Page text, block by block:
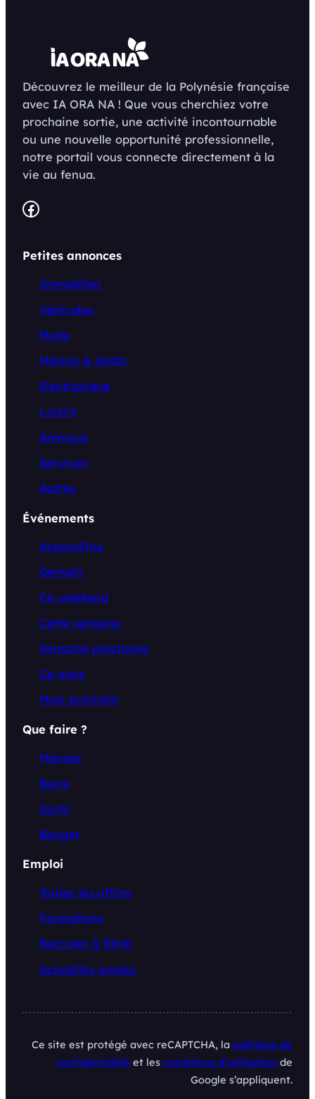
Découvrez le meilleur de la Polynésie française
avec IA ORA NA ! Que vous cherchiez votre
prochaine sortie, une activité incontournable
ou une nouvelle opportunité professionnelle,
notre portail vous connecte directement à la
vie au fenua.
Facebook
Petites annonces
Immobilier
Véhicules
Mode
Maison & jardin
Electronique
Loisirs
Animaux
Services
Autres
Événements
Aujourd’hui
Demain
Ce weekend
Cette semaine
Semaine prochaine
Ce mois
Mois prochain
Que faire ?
Manger
Boire
Sortir
Bouger
Emploi
Toutes les offres
Formations
Recruter à Tahiti
Actualités emploi
Ce site est protégé avec reCAPTCHA, la politique de
confidentialité et les conditions d’utilisation de
Google s’appliquent.